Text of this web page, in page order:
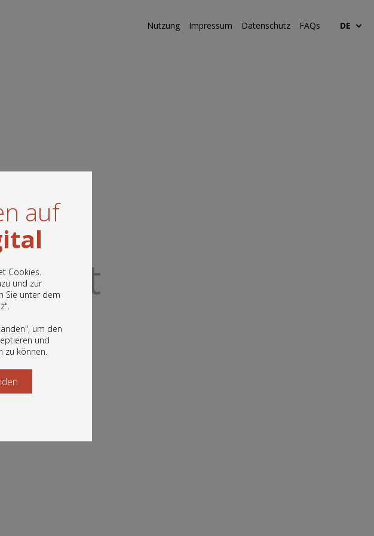
auf
Cookies.
und zur
Sie unter dem
".
um den
und
zu können.
digitalen
Nutzung Impressum Datenschutz FAQs DE